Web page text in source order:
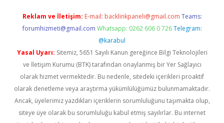
Reklam ve İletişim: E-mail: backlinkpaneli@gmail.com Teams:
forumhizmeti@gmail.com Whatsapp: 0262 606 0 726 Telegram:
@karabul
Yasal Uyarı: Sitemiz, 5651 Sayılı Kanun gereğince Bilgi Teknolojileri
ve İletişim Kurumu (BTK) tarafından onaylanmış bir Yer Sağlayıcı
olarak hizmet vermektedir. Bu nedenle, sitedeki içerikleri proaktif
olarak denetleme veya araştırma yükümlülüğümüz bulunmamaktadır.
Ancak, üyelerimiz yazdıkları içeriklerin sorumluluğunu taşımakta olup,
siteye üye olarak bu sorumluluğu kabul etmiş sayılırlar. Bu internet